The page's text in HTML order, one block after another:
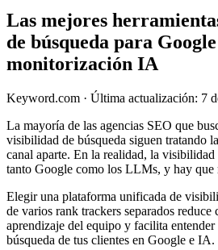
Las mejores
de búsqueda para
monitorización IA
Keyword.com · Última actualización: 7
La mayoría de las agencias SEO que
visibilidad de búsqueda siguen tratando
canal aparte. En la realidad, la visibilidad
tanto Google como los LLMs, y hay que
Elegir una plataforma unificada de
de varios rank trackers separados reduce
aprendizaje del equipo y facilita
búsqueda de tus clientes en Google e IA.